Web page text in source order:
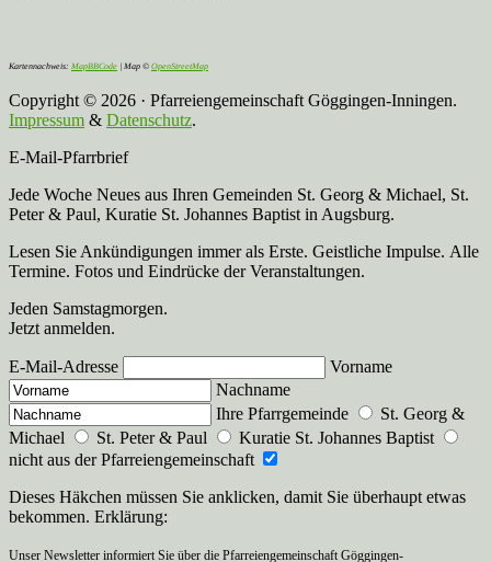
Kartennachweis: MapBBCode | Map © OpenStreetMap
Copyright © 2026 · Pfarreiengemeinschaft Göggingen-Inningen.
Impressum & Datenschutz.
E-Mail-Pfarrbrief
Jede Woche Neues aus Ihren Gemeinden St. Georg & Michael, St.
Peter & Paul, Kuratie St. Johannes Baptist in Augsburg.
Lesen Sie Ankündigungen immer als Erste. Geistliche Impulse. Alle
Termine. Fotos und Eindrücke der Veranstaltungen.
Jeden Samstagmorgen.
Jetzt anmelden.
E-Mail-Adresse
Vorname
Nachname
Ihre Pfarrgemeinde
St. Georg &
Michael
St. Peter & Paul
Kuratie St. Johannes Baptist
nicht aus der Pfarreiengemeinschaft
Dieses Häkchen müssen Sie anklicken, damit Sie überhaupt etwas
bekommen. Erklärung:
Unser Newsletter informiert Sie über die Pfarreiengemeinschaft Göggingen-